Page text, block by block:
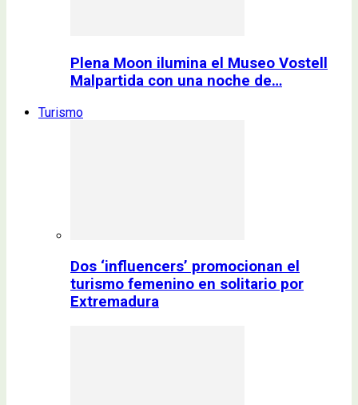
Plena Moon ilumina el Museo Vostell
Malpartida con una noche de…
Turismo
Dos ‘influencers’ promocionan el
turismo femenino en solitario por
Extremadura